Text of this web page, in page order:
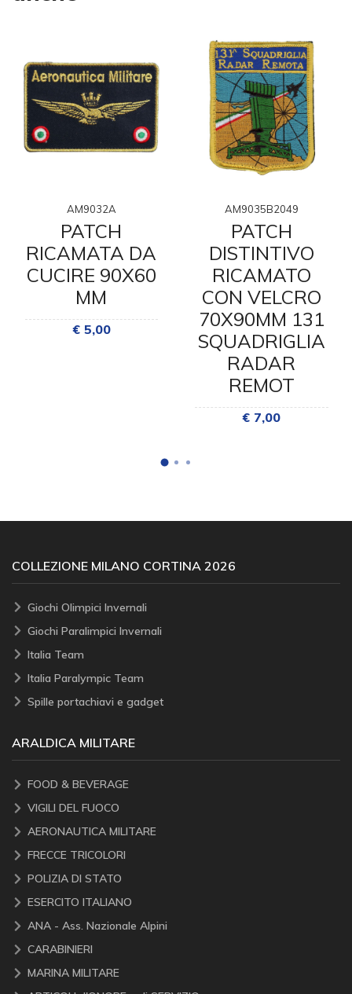
AM9032A
PATCH
RICAMATA DA
CUCIRE 90X60
MM
€ 5,00
AM9035B2049
PATCH
DISTINTIVO
RICAMATO
CON VELCRO
70X90MM 131
SQUADRIGLIA
RADAR
REMOT
€ 7,00
COLLEZIONE MILANO CORTINA 2026
Giochi Olimpici Invernali
Giochi Paralimpici Invernali
Italia Team
Italia Paralympic Team
Spille portachiavi e gadget
ARALDICA MILITARE
FOOD & BEVERAGE
VIGILI DEL FUOCO
AERONAUTICA MILITARE
FRECCE TRICOLORI
POLIZIA DI STATO
ESERCITO ITALIANO
ANA - Ass. Nazionale Alpini
CARABINIERI
MARINA MILITARE